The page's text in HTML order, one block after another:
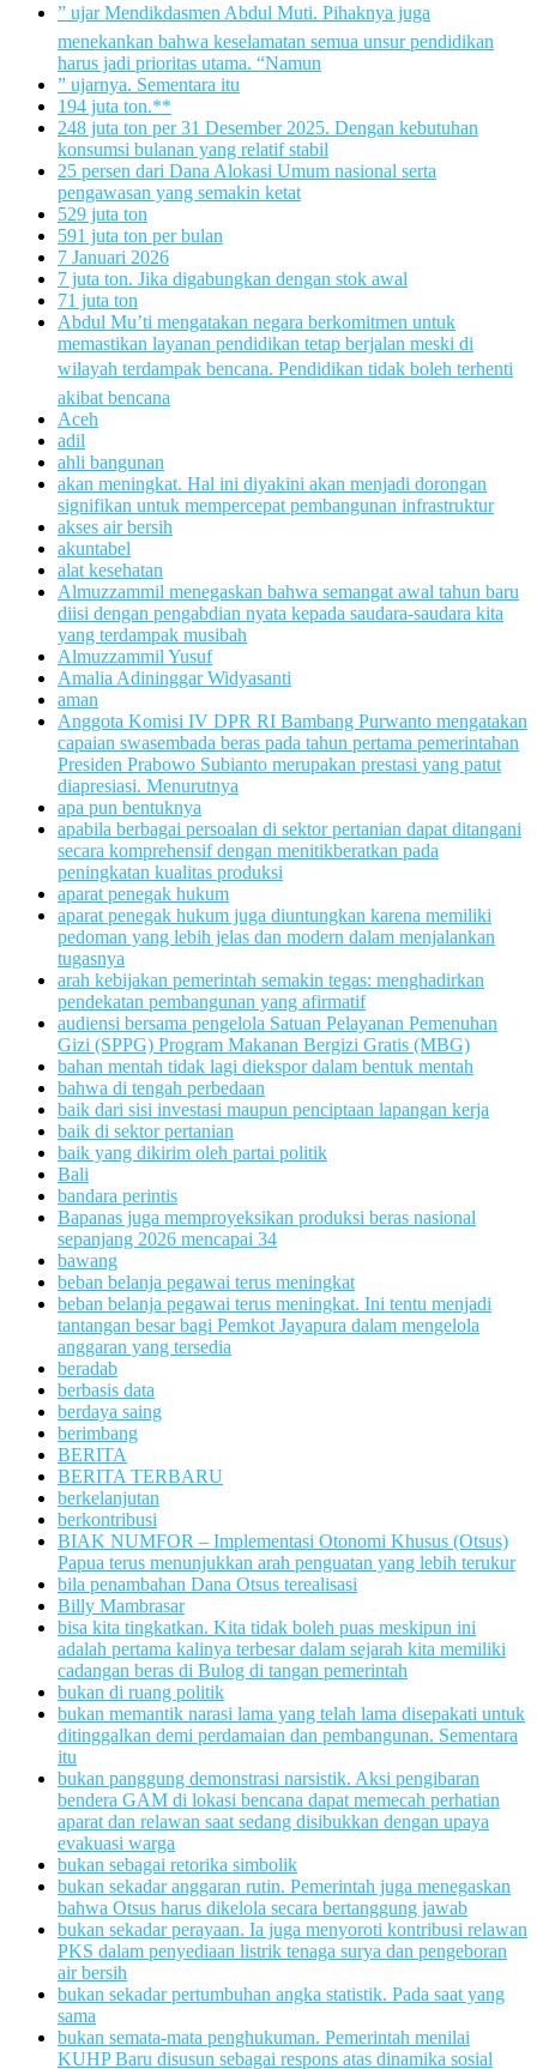
” ujar Mendikdasmen Abdul Muti. Pihaknya juga
menekankan bahwa keselamatan semua unsur pendidikan
harus jadi prioritas utama. “Namun
” ujarnya. Sementara itu
194 juta ton.**
248 juta ton per 31 Desember 2025. Dengan kebutuhan
konsumsi bulanan yang relatif stabil
25 persen dari Dana Alokasi Umum nasional serta
pengawasan yang semakin ketat
529 juta ton
591 juta ton per bulan
7 Januari 2026
7 juta ton. Jika digabungkan dengan stok awal
71 juta ton
Abdul Mu’ti mengatakan negara berkomitmen untuk
memastikan layanan pendidikan tetap berjalan meski di
wilayah terdampak bencana. Pendidikan tidak boleh terhenti
akibat bencana
Aceh
adil
ahli bangunan
akan meningkat. Hal ini diyakini akan menjadi dorongan
signifikan untuk mempercepat pembangunan infrastruktur
akses air bersih
akuntabel
alat kesehatan
Almuzzammil menegaskan bahwa semangat awal tahun baru
diisi dengan pengabdian nyata kepada saudara-saudara kita
yang terdampak musibah
Almuzzammil Yusuf
Amalia Adininggar Widyasanti
aman
Anggota Komisi IV DPR RI Bambang Purwanto mengatakan
capaian swasembada beras pada tahun pertama pemerintahan
Presiden Prabowo Subianto merupakan prestasi yang patut
diapresiasi. Menurutnya
apa pun bentuknya
apabila berbagai persoalan di sektor pertanian dapat ditangani
secara komprehensif dengan menitikberatkan pada
peningkatan kualitas produksi
aparat penegak hukum
aparat penegak hukum juga diuntungkan karena memiliki
pedoman yang lebih jelas dan modern dalam menjalankan
tugasnya
arah kebijakan pemerintah semakin tegas: menghadirkan
pendekatan pembangunan yang afirmatif
audiensi bersama pengelola Satuan Pelayanan Pemenuhan
Gizi (SPPG) Program Makanan Bergizi Gratis (MBG)
bahan mentah tidak lagi diekspor dalam bentuk mentah
bahwa di tengah perbedaan
baik dari sisi investasi maupun penciptaan lapangan kerja
baik di sektor pertanian
baik yang dikirim oleh partai politik
Bali
bandara perintis
Bapanas juga memproyeksikan produksi beras nasional
sepanjang 2026 mencapai 34
bawang
beban belanja pegawai terus meningkat
beban belanja pegawai terus meningkat. Ini tentu menjadi
tantangan besar bagi Pemkot Jayapura dalam mengelola
anggaran yang tersedia
beradab
berbasis data
berdaya saing
berimbang
BERITA
BERITA TERBARU
berkelanjutan
berkontribusi
BIAK NUMFOR – Implementasi Otonomi Khusus (Otsus)
Papua terus menunjukkan arah penguatan yang lebih terukur
bila penambahan Dana Otsus terealisasi
Billy Mambrasar
bisa kita tingkatkan. Kita tidak boleh puas meskipun ini
adalah pertama kalinya terbesar dalam sejarah kita memiliki
cadangan beras di Bulog di tangan pemerintah
bukan di ruang politik
bukan memantik narasi lama yang telah lama disepakati untuk
ditinggalkan demi perdamaian dan pembangunan. Sementara
itu
bukan panggung demonstrasi narsistik. Aksi pengibaran
bendera GAM di lokasi bencana dapat memecah perhatian
aparat dan relawan saat sedang disibukkan dengan upaya
evakuasi warga
bukan sebagai retorika simbolik
bukan sekadar anggaran rutin. Pemerintah juga menegaskan
bahwa Otsus harus dikelola secara bertanggung jawab
bukan sekadar perayaan. Ia juga menyoroti kontribusi relawan
PKS dalam penyediaan listrik tenaga surya dan pengeboran
air bersih
bukan sekadar pertumbuhan angka statistik. Pada saat yang
sama
bukan semata-mata penghukuman. Pemerintah menilai
KUHP Baru disusun sebagai respons atas dinamika sosial